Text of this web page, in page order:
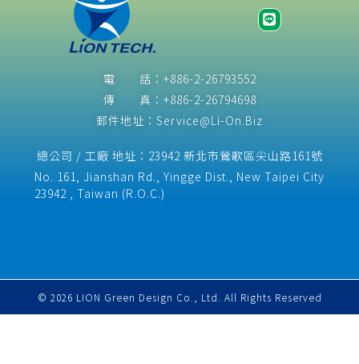
電 話：+886-2-26793552
傳 真：+886-2-26794698
郵件地址：Service@Li-On.Biz
總公司 / 工廠 地址：23942 新北市鶯歌區尖山路161號
No. 161, Jianshan Rd., Yingge Dist., New Taipei City
23942 , Taiwan (R.O.C.)​
© 2026 LION Green Design Co., Ltd. All Rights Reserved